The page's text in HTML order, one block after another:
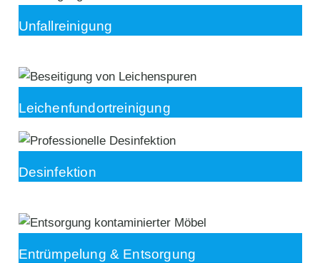
Unfallreinigung
Leichenfundortreinigung
Desinfektion
Entrümpelung & Entsorgung